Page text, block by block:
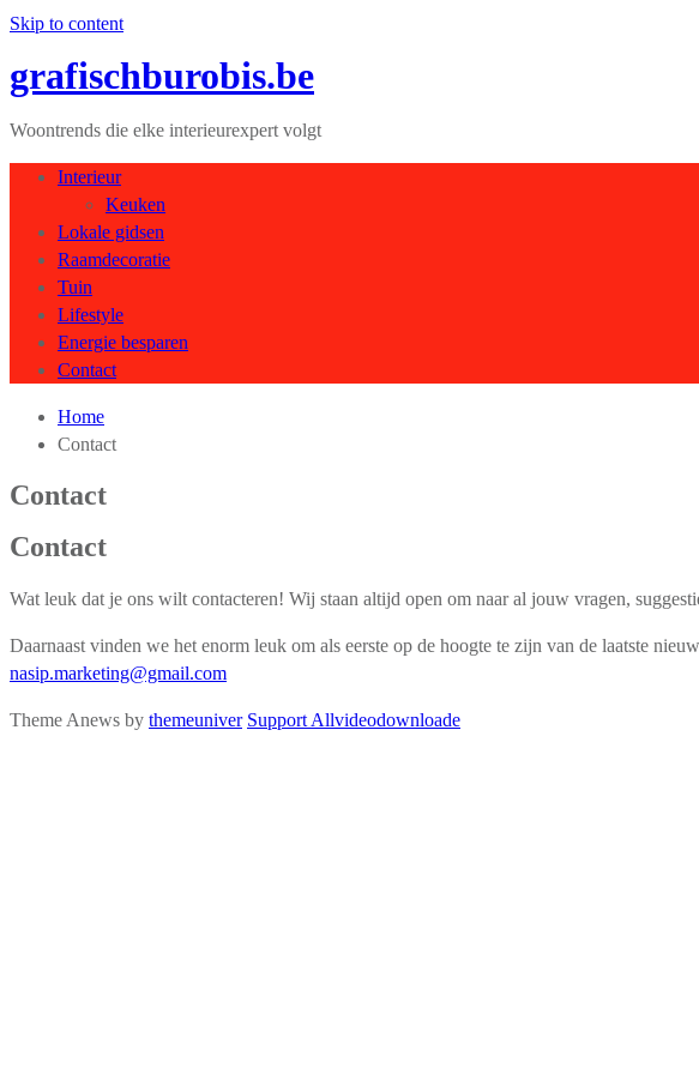
Skip to content
grafischburobis.be
Woontrends die elke interieurexpert volgt
Interieur
Keuken
Lokale gidsen
Raamdecoratie
Tuin
Lifestyle
Energie besparen
Contact
Home
Contact
Contact
Contact
Wat leuk dat je ons wilt contacteren! Wij staan altijd open om naar al jouw vragen,
Daarnaast vinden we het enorm leuk om als eerste op de hoogte te zijn van de laatste
nasip.marketing@gmail.com
Theme Anews by themeuniver Support Allvideodownloade